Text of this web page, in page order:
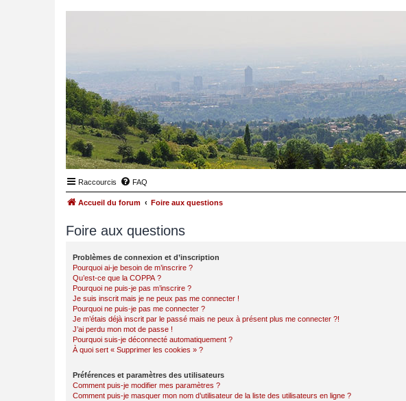
Raccourcis FAQ
Accueil du forum Foire aux questions
Foire aux questions
Problèmes de connexion et d’inscription
Pourquoi ai-je besoin de m’inscrire ?
Qu’est-ce que la COPPA ?
Pourquoi ne puis-je pas m’inscrire ?
Je suis inscrit mais je ne peux pas me connecter !
Pourquoi ne puis-je pas me connecter ?
Je m’étais déjà inscrit par le passé mais ne peux à présent plus me connecter ?!
J’ai perdu mon mot de passe !
Pourquoi suis-je déconnecté automatiquement ?
À quoi sert « Supprimer les cookies » ?
Préférences et paramètres des utilisateurs
Comment puis-je modifier mes paramètres ?
Comment puis-je masquer mon nom d’utilisateur de la liste des utilisateurs en ligne ?